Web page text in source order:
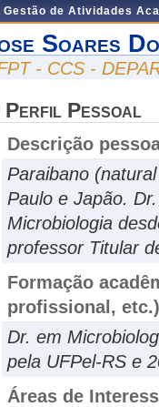
de Atividades
Soares
- CCS -
Perfil Pessoal
Descrição
Paraibano
Paulo e Japão.
Microbiologia
professor Titular
Formação
profissional, etc.)
Dr. em
pela UFPel-RS e
Áreas de